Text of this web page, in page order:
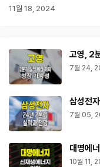
11월 18, 2024
고영, 2
7월 24,
삼성전
7월 05,
대명에
10월 11,